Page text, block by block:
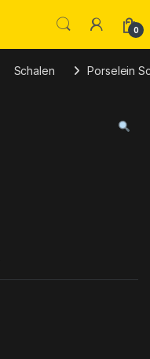
0
Schalen Porselein